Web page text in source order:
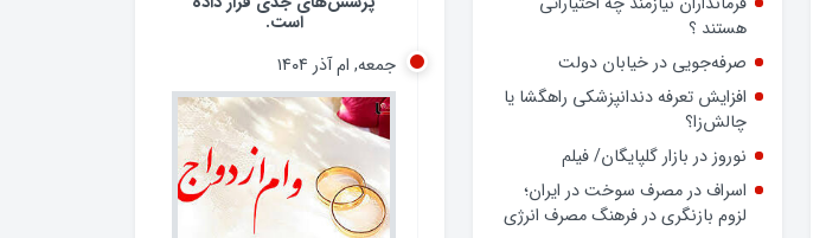
ضعف تحزب و کادرسازی؛ چالش
احزاب در انتخابات
فرمانداران نیازمند چه اختیاراتی
هستند ؟
صرفه‌جویی در خیابان دولت
افزایش تعرفه دندانپزشکی راهگشا یا
چالش‌زا؟
نوروز در بازار گلپایگان/ فیلم
است.
جمعه, ام آذر ۱۴۰۴